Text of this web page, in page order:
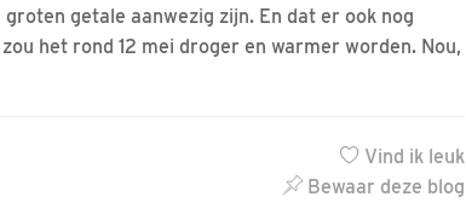
getale aanwezig zijn. En dat er ook nog
het rond 12 mei droger en warmer worden. Nou,
Vind ik leuk
Bewaar deze blog